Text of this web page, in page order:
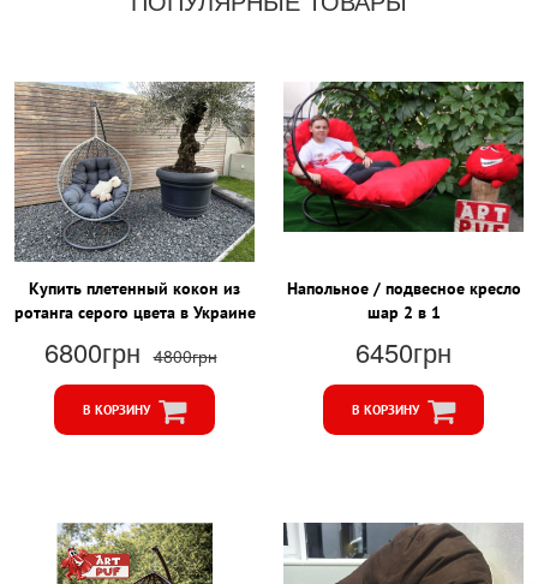
Купить плетенный кокон из
ротанга серого цвета в Украине
6800грн 4800грн
В КОРЗИНУ
Напольное / подвесное кресло
шар 2 в 1
6450грн
В КОРЗИНУ